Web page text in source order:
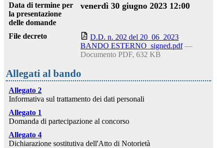
Data di termine per
la presentazione
delle domande
venerdì 30 giugno 2023 12:00
File decreto
D.D. n. 202 del 20_06_2023
BANDO ESTERNO_signed.pdf —
Documento PDF, 632 KB
Allegati al bando
Allegato 2
Informativa sul trattamento dei dati personali
Allegato 1
Domanda di partecipazione al concorso
Allegato 4
Dichiarazione sostitutiva dell'Atto di Notorietà